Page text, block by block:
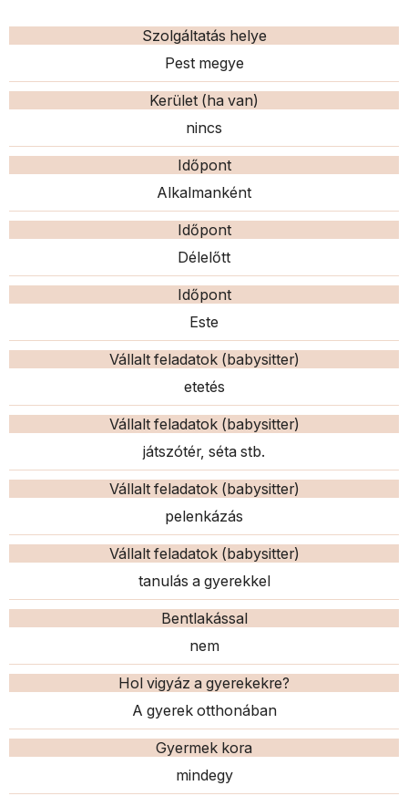
Szolgáltatás helye
Pest megye
Kerület (ha van)
nincs
Időpont
Alkalmanként
Időpont
Délelőtt
Időpont
Este
Vállalt feladatok (babysitter)
etetés
Vállalt feladatok (babysitter)
játszótér, séta stb.
Vállalt feladatok (babysitter)
pelenkázás
Vállalt feladatok (babysitter)
tanulás a gyerekkel
Bentlakással
nem
Hol vigyáz a gyerekekre?
A gyerek otthonában
Gyermek kora
mindegy